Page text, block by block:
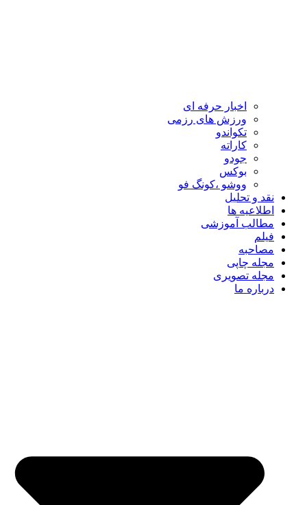
اخبار حرفه ای
ورزش های رزمی
تکواندو
کاراته
جودو
بوکس
ووشو ،کونگ فو
نقد و تحلیل
اطلاعیه ها
مطالب آموزشی
فیلم
مصاحبه
مجله چاپی
مجله تصویری
درباره ما